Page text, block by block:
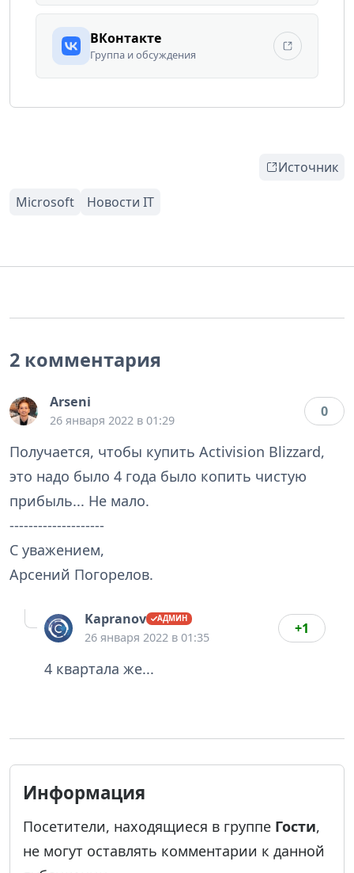
ВКонтакте
Группа и обсуждения
Источник
2 комментария
Arseni
26 января 2022 в 01:29
0
Получается, чтобы купить Аctivision Blizzard,
это надо было 4 года было копить чистую
прибыль... Не мало.
--------------------
С уважением,
Арсений Погорелов.
Kapranov
26 января 2022 в 01:35
+1
4 квартала же...
Информация
Посетители, находящиеся в группе Гости,
не могут оставлять комментарии к данной